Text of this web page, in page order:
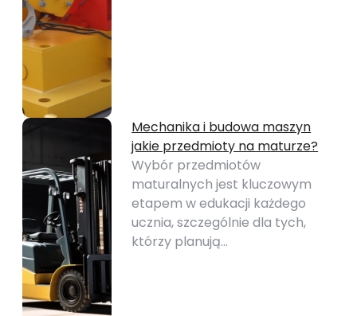
Mechanika i budowa maszyn
jakie przedmioty na maturze?
Wybór przedmiotów
maturalnych jest kluczowym
etapem w edukacji każdego
ucznia, szczególnie dla tych,
którzy planują…